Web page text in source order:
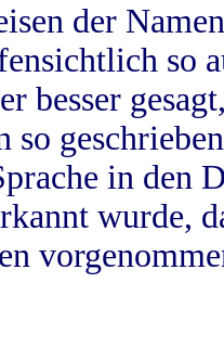
der
so
besser
so
in
wurde,